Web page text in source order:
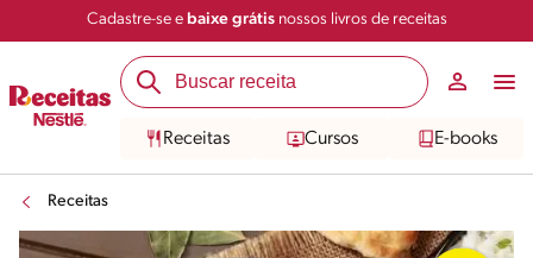
Cadastre-se e baixe grátisnossos livros de receitas
Receitas Cursos E-books
Receitas
Salvar Compartilhar